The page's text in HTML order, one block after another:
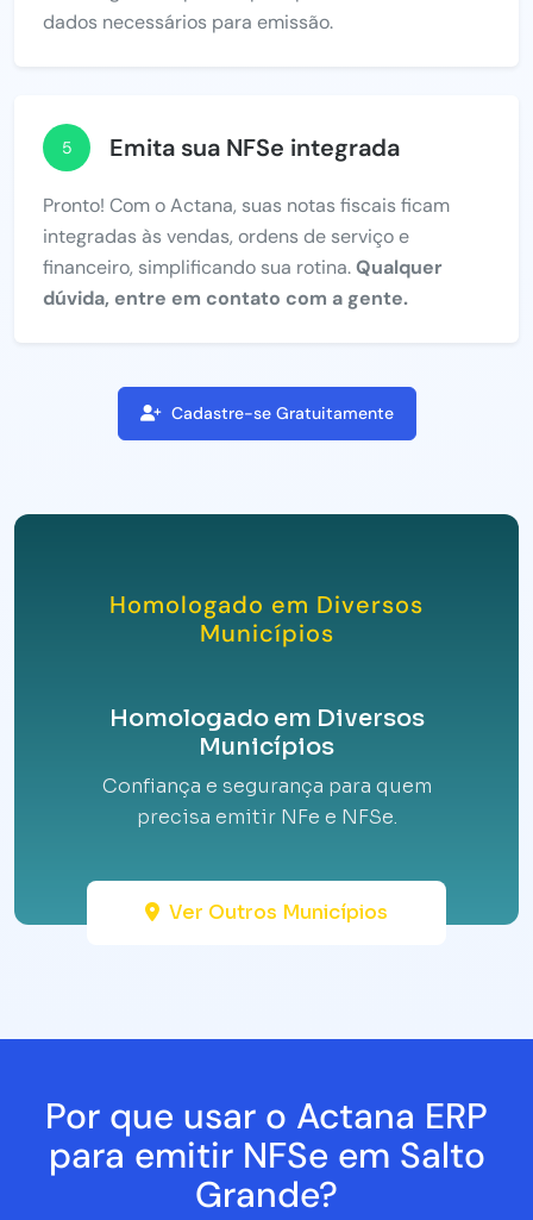
dados necessários para emissão.
5 Emita sua NFSe integrada
Pronto! Com o Actana, suas notas fiscais ficam
integradas às vendas, ordens de serviço e
financeiro, simplificando sua rotina.Qualquer
dúvida, entre em contato com a gente.
Cadastre-se Gratuitamente
Homologado em Diversos
Municípios
Homologado em Diversos
Municípios
Confiança e segurança para quem
precisa emitir NFe e NFSe.
Ver Outros Municípios
Por que usar o Actana ERP
para emitir NFSe em Salto
Grande?